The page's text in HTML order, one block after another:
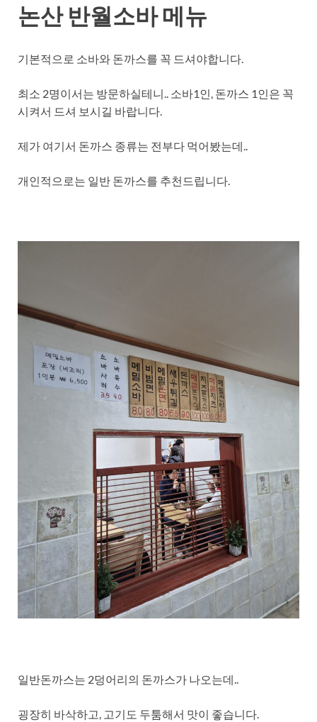
논산 반월소바 메뉴
기본적으로 소바와 돈까스를 꼭 드셔야합니다.
최소 2명이서는 방문하실테니.. 소바1인, 돈까스 1인은 꼭
시켜서 드셔 보시길 바랍니다.
제가 여기서 돈까스 종류는 전부다 먹어봤는데..
개인적으로는 일반 돈까스를 추천드립니다.
일반돈까스는 2덩어리의 돈까스가 나오는데..
굉장히 바삭하고, 고기도 두툼해서 맛이 좋습니다.